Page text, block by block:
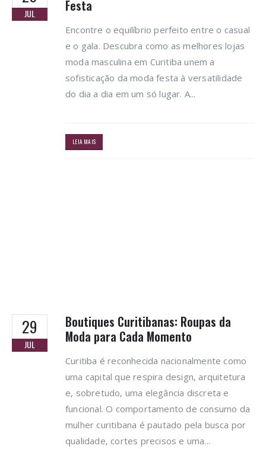
JUL Festa
Encontre o equilíbrio perfeito entre o casual
e o gala. Descubra como as melhores lojas
moda masculina em Curitiba unem a
sofisticação da moda festa à versatilidade
do dia a dia em um só lugar. A...
LEIA MAIS
29
JUL
Boutiques Curitibanas: Roupas da
Moda para Cada Momento
Curitiba é reconhecida nacionalmente como
uma capital que respira design, arquitetura
e, sobretudo, uma elegância discreta e
funcional. O comportamento de consumo da
mulher curitibana é pautado pela busca por
qualidade, cortes precisos e uma...